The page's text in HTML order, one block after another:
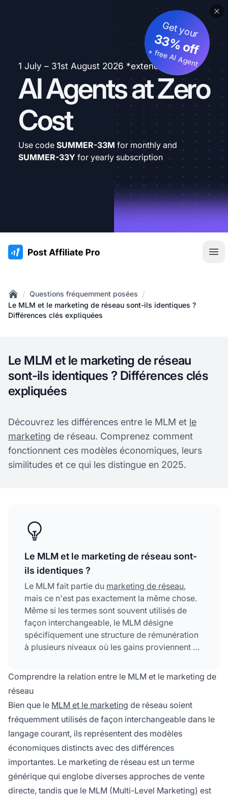
1 July – 31st August 2026 *extended
AI Agents at Zero
Cost
Get your
33% off
+ free AI Agent
Use code SUMMER-33M for monthly and
SUMMER-33Y for yearly subscription
:site.title
Home
/ Questions fréquemment posées /
Le MLM et le marketing de réseau sont-ils identiques ?
Différences clés expliquées
Le MLM et le marketing de réseau
sont-ils identiques ? Différences clés
expliquées
Découvrez les différences entre le MLM et le
marketing de réseau. Comprenez comment
fonctionnent ces modèles économiques, leurs
similitudes et ce qui les distingue en 2025.
Le MLM et le marketing de réseau sont-
ils identiques ?
Le MLM fait partie du marketing de réseau,
mais ce n'est pas exactement la même chose.
Même si les termes sont souvent utilisés de
façon interchangeable, le MLM désigne
spécifiquement une structure de rémunération
à plusieurs niveaux où les gains proviennent à
recrutement, tandis que le marketing de réseau
est une catégorie plus large incluant divers
modèles de vente directe aux structures de
rémunération différentes.
Comprendre la relation entre le MLM et le marketing de
réseau
Bien que le MLM et le marketing de réseau soient
fréquemment utilisés de façon interchangeable dans le
langage courant, ils représentent des modèles
économiques distincts avec des différences
importantes. Le marketing de réseau est un terme
générique qui englobe diverses approches de vente
directe, tandis que le MLM (Multi-Level Marketing) est